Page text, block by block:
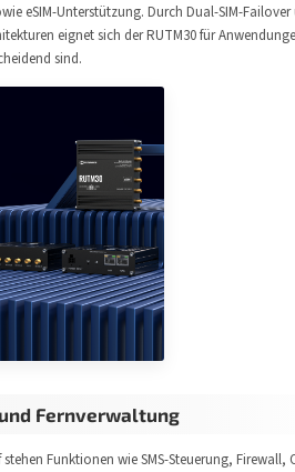
eSIM-Unterstützung. Durch Dual-SIM-
eignet sich der RUTM30 für
sind.
Fernverwaltung
Funktionen wie SMS-Steuerung, Firewall,